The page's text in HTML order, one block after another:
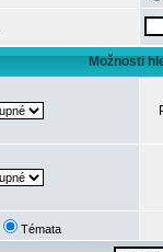
Možnosti
Témata